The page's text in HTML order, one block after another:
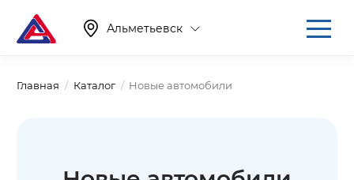
Альметьевск
Главная Каталог Новые автомобили